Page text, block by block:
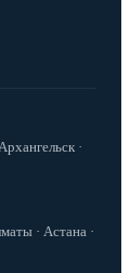
·
· Астана ·